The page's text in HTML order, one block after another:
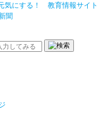
気にする！ 教育情報サイト